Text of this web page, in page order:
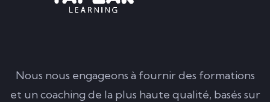
Nous nous engageons à fournir des formations
et un coaching de la plus haute qualité, basés sur